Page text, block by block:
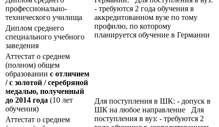
- требуются 2 года обучения в
аккредитованном вузе по тому
профилю, по которому
планируется обучение в Германии
профессионально-
технического училища
Диплом среднего
специального учебного
заведения
Аттестат о среднем
(полном) общем
образовании с отличием
/ с золотой / серебряной
медалью, полученный
до 2014 года (10 лет
обучения)
Для поступления в ШК: - допуск в
ШК на любое направление Для
поступления в вуз: - требуются 2
Аттестат о среднем